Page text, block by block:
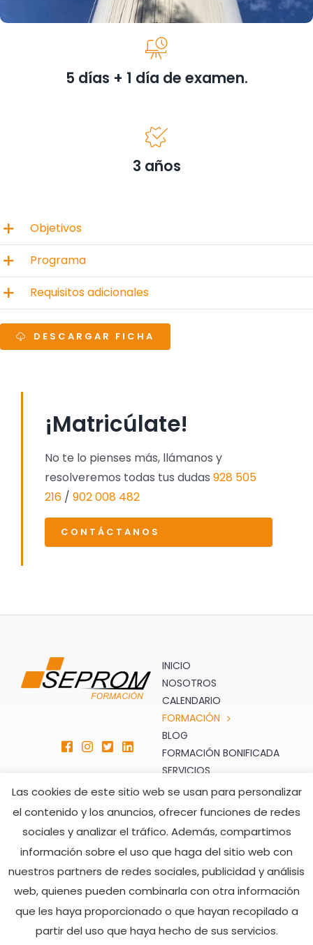
5 días + 1 día de examen.
3 años
Objetivos
Programa
Requisitos adicionales
DESCARGAR FICHA
¡Matricúlate!
No te lo pienses más, llámanos y
resolveremos todas tus dudas 928 505
216/ 902 008 482
CONTÁCTANOS
INICIO
NOSOTROS
CALENDARIO
FORMACIÓN
BLOG
FORMACIÓN BONIFICADA
SERVICIOS
TIENDA
CONTACTO
ATENCIÓN AL CLIENTE
formacion@seprom.es
902 008 482
928 505 216
HORARIO DE ATENCIÓN
TELEFÓNICA
Lunes a Viernes
De 7:00h a 15:00h
Las cookies de este sitio web se usan para personalizar
el contenido y los anuncios, ofrecer funciones de redes
sociales y analizar el tráfico. Además, compartimos
información sobre el uso que haga del sitio web con
nuestros partners de redes sociales, publicidad y análisis
web, quienes pueden combinarla con otra información
que les haya proporcionado o que hayan recopilado a
partir del uso que haya hecho de sus servicios.